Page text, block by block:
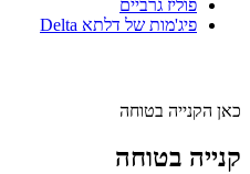
פוליז גרביים
פיג'מות של דלתא Delta
כאן הקנייה בטוחה
קנייה בטוחה